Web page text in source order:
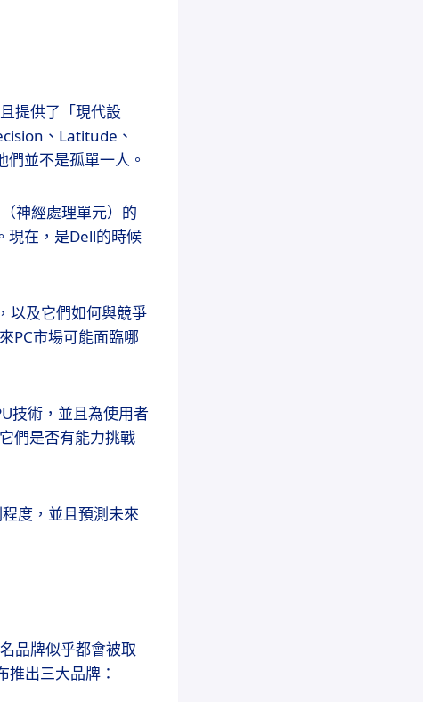
提供了「現代設
、Latitude、
並不是孤單一人。
神經處理單元）的
現在，是Dell的時候
以及它們如何與競爭
PC市場可能面臨哪
技術，並且為使用者
們是否有能力挑戰
度，並且預測未來
品牌似乎都會被取
出三大品牌：